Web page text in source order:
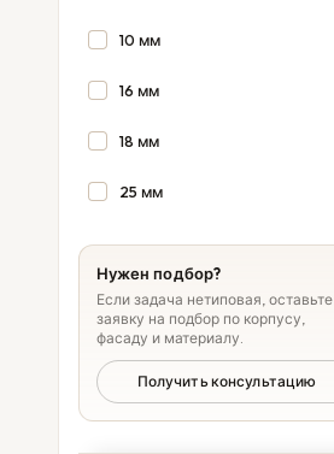
10 мм
16 мм
18 мм
25 мм
Нужен подбор?
Если задача нетиповая, оставьте
заявку на подбор по корпусу,
фасаду и материалу.
Получить консультацию